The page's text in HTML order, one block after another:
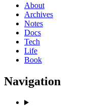
About
Archives
Notes
Docs
Tech
Life
Book
Navigation